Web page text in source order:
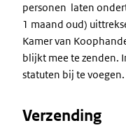
personen laten
1 maand oud)
Kamer van
blijkt mee te zenden.
statuten bij te voegen.
Verzending